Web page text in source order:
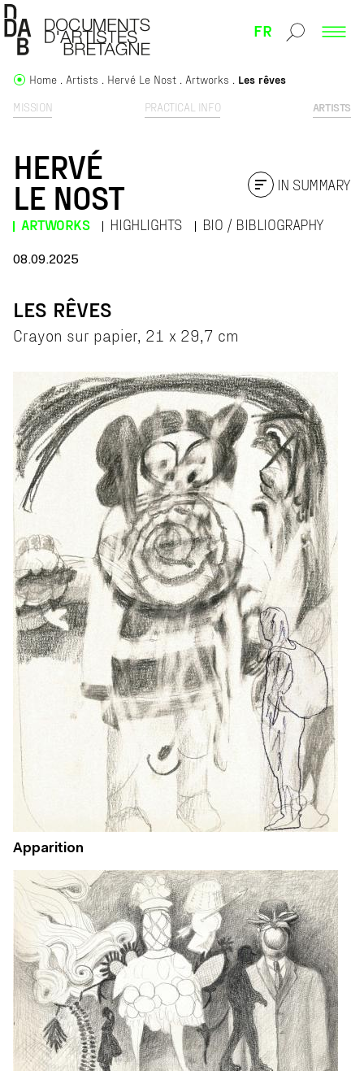
FR
MISSION PRACTICAL INFO ARTISTS
Home Artists Hervé Le Nost Artworks Les rêves
HERVÉ
LE NOST
ARTWORKS HIGHLIGHTS BIO / BIBLIOGRAPHY
IN SUMMARY
08.09.2025
LES RÊVES
Crayon sur papier, 21 x 29,7 cm
Apparition